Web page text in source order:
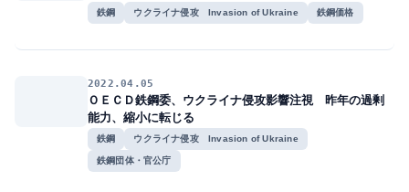
鉄鋼 ウクライナ侵攻 Invasion of Ukraine 鉄鋼価格
2022.04.05
ＯＥＣＤ鉄鋼委、ウクライナ侵攻影響注視 昨年の過剰
能力、縮小に転じる
鉄鋼 ウクライナ侵攻 Invasion of Ukraine
鉄鋼団体・官公庁